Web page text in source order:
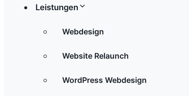
Leistungen
Webdesign
Website Relaunch
WordPress Webdesign